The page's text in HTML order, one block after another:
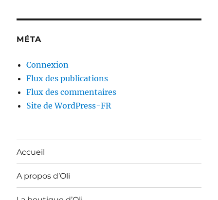
MÉTA
Connexion
Flux des publications
Flux des commentaires
Site de WordPress-FR
Accueil
A propos d’Oli